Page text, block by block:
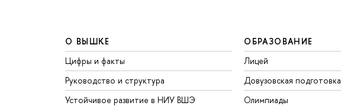
О ВЫШКЕ
Цифры и факты
Руководство и структура
Устойчивое развитие в НИУ ВШЭ
ОБРАЗОВАНИЕ
Лицей
Довузовская подготовка
Олимпиады